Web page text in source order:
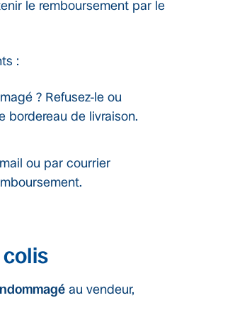
le remboursement par le
:
? Refusez-le ou
bordereau de livraison.
ou par courrier
au vendeur,